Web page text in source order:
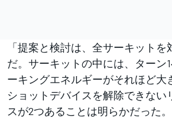
「提案と検討は、全サーキット
だ。サーキットの中には、ターン
ーキングエネルギーがそれほど大
ショットデバイスを解除できない
スが2つあることは明らかだった